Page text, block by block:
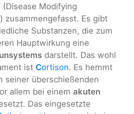
(Disease Modifying
zusammengefasst. Es gibt
Substanzen, die zum
Hauptwirkung eine
darstellt. Das wohl
ist Cortison. Es hemmt
seiner überschießenden
allem bei einem akuten
Das eingesetzte